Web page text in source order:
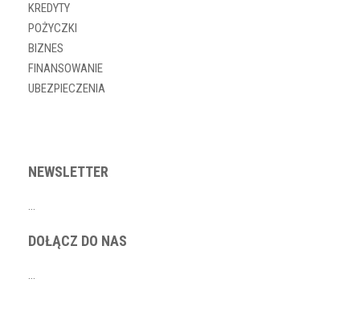
KREDYTY
POŻYCZKI
BIZNES
FINANSOWANIE
UBEZPIECZENIA
NEWSLETTER
…
DOŁĄCZ DO NAS
…